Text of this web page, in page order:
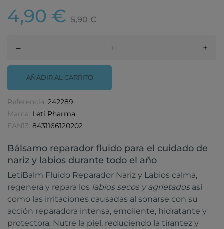
4,90 € 5,90 €
– +
AÑADIR AL CARRITO
Referencia: 242289
Marca: Leti Pharma
EAN13: 8431166120202
Bálsamo reparador fluido para el cuidado de
nariz y labios durante todo el año
LetiBalm Fluido Reparador Nariz y Labios calma,
regenera y repara los labios secos y agrietadosasí
como las irritaciones causadas al sonarse con su
acción reparadora intensa, emoliente, hidratante y
protectora. Nutre la piel, reduciendo la tirantez y